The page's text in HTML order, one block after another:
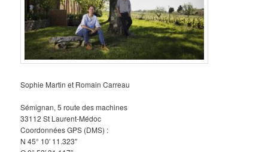
Sophie Martin et Romain Carreau
Sémignan, 5 route des machines
33112 St Laurent-Médoc
Coordonnées GPS (DMS) :
N 45° 10′ 11.323″